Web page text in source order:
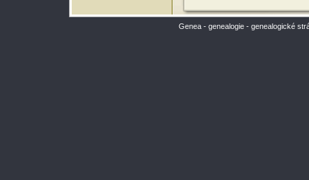
Genea - genealogie - genealogické